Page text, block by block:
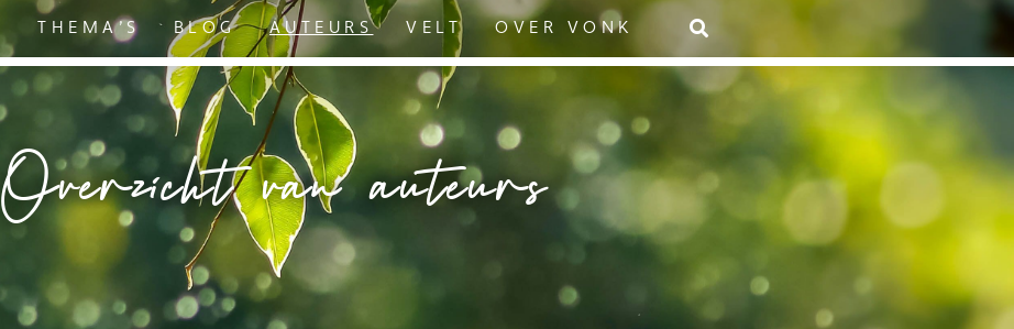
THEMA’S BLOG AUTEURS VELT OVER VONK
Overzicht van auteurs